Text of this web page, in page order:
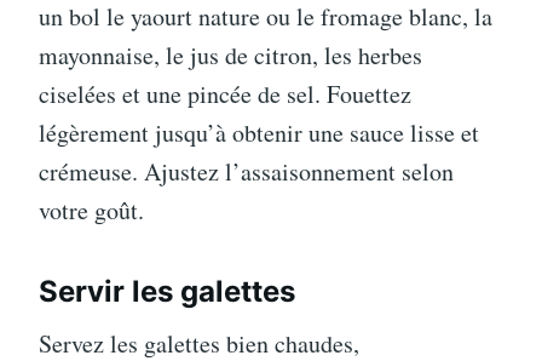
un bol le yaourt nature ou le fromage blanc, la
mayonnaise, le jus de citron, les herbes
ciselées et une pincée de sel. Fouettez
légèrement jusqu’à obtenir une sauce lisse et
crémeuse. Ajustez l’assaisonnement selon
votre goût.
Servir les galettes
Servez les galettes bien chaudes,